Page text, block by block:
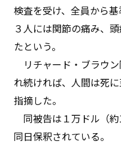
検査を受け、全員から
３人には関節の痛み、
たという。
リチャード・ブラウ
れ続ければ、人間は死
指摘した。
同被告は１万ドル（約
同日保釈されている。